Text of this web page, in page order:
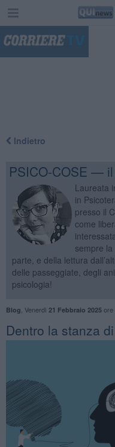
Indietro
PSICO-COSE —
Laureata
in
presso il
come
sempre
parte, e della lettura
delle passeggiate, degli
psicologia!
Blog Venerdì 21 Febbraio 2025ore
​Dentro la stanza